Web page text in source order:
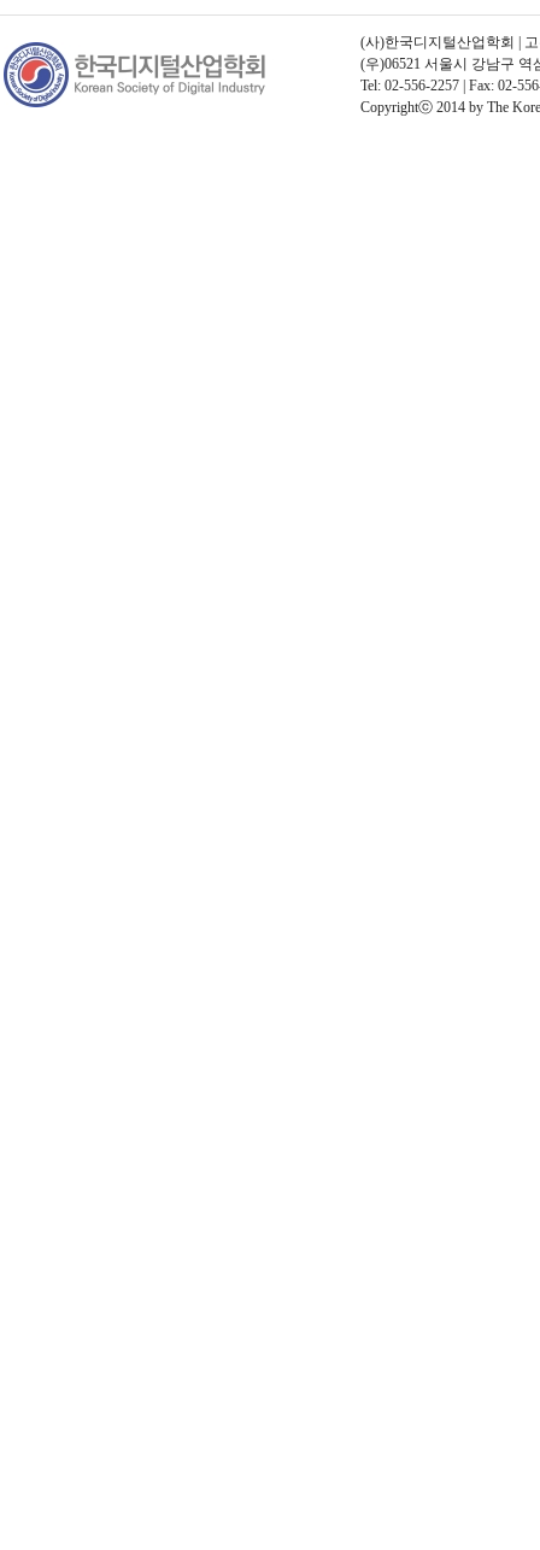
(사)한국디지털산업학회 |
(우)06521 서울시 강남구
Tel: 02-556-2257 | Fax: 02-
Copyrightⓒ 2014 by The